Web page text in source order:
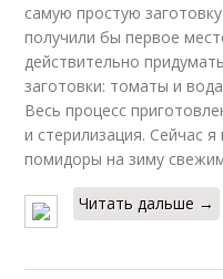
самую простую
получили бы первое
действительно
заготовки: томаты и
Весь процесс
и стерилизация. Сейчас
помидоры на зиму
Читать дальше →